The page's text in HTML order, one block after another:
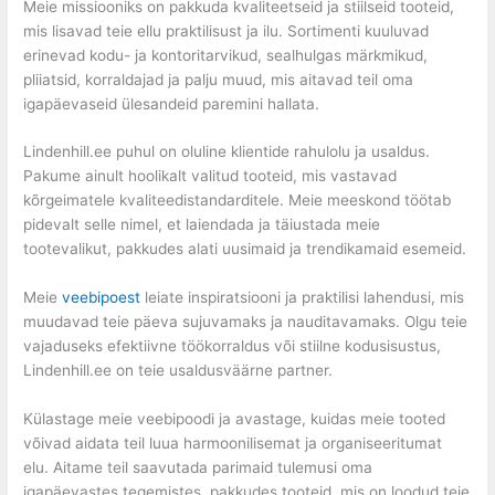
Meie missiooniks on pakkuda kvaliteetseid ja stiilseid tooteid,
mis lisavad teie ellu praktilisust ja ilu. Sortimenti kuuluvad
erinevad kodu- ja kontoritarvikud, sealhulgas märkmikud,
pliiatsid, korraldajad ja palju muud, mis aitavad teil oma
igapäevaseid ülesandeid paremini hallata.
Lindenhill.ee puhul on oluline klientide rahulolu ja usaldus.
Pakume ainult hoolikalt valitud tooteid, mis vastavad
kõrgeimatele kvaliteedistandarditele. Meie meeskond töötab
pidevalt selle nimel, et laiendada ja täiustada meie
tootevalikut, pakkudes alati uusimaid ja trendikamaid esemeid.
Meieveebipoest leiate inspiratsiooni ja praktilisi lahendusi, mis
muudavad teie päeva sujuvamaks ja nauditavamaks. Olgu teie
vajaduseks efektiivne töökorraldus või stiilne kodusisustus,
Lindenhill.ee on teie usaldusväärne partner.
Külastage meie veebipoodi ja avastage, kuidas meie tooted
võivad aidata teil luua harmoonilisemat ja organiseeritumat
elu. Aitame teil saavutada parimaid tulemusi oma